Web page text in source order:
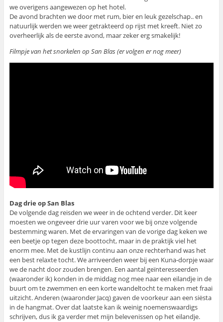
we overigens aangewezen op het hotel.
De avond brachten we door met rum, bier en leuk gezelschap.. en
natuurlijk werden we weer getrakteerd op rijst met kreeft. Niet zo
overheerlijk als de eerste avond, maar zeker erg smakelijk!
Filmpje van het snorkelen op San Blas (er volgen er nog meer)
Dag drie op San Blas
De volgende dag reisden we weer in de ochtend verder. Dit keer
moesten we ongeveer drie uur varen voor we bij onze volgende
bestemming waren. Met de ervaringen van de vorige dag keken we
een beetje op tegen deze boottocht, maar in de praktijk viel het
enorm mee. Met de kustlijn continu aan onze rechterhand was het
een best relaxte tocht. We arriveerden weer bij een Kuna-dorpje waar
we de nacht door zouden brengen. Een aantal geïnteresseerden
(waaronder ik) konden in de middag nog mee naar een eilandje in de
buurt om te zwemmen en een korte wandeltocht te maken met fraai
uitzicht. Anderen (waaronder Jacq) gaven de voorkeur aan een siësta
in de hangmat. Over dat laatste kan ik weinig noemenswaardigs
schrijven, dus ik ga verder met mijn belevenissen op het eilandje.